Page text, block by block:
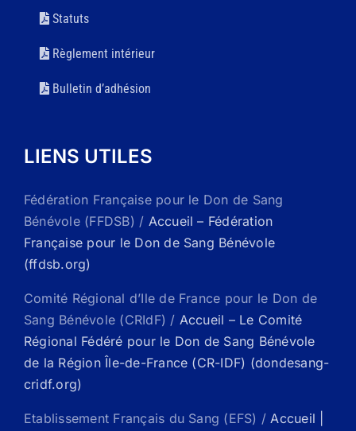
Statuts
Règlement intérieur
Bulletin d’adhésion
LIENS UTILES
Fédération Française pour le Don de Sang
Bénévole (FFDSB) / Accueil – Fédération
Française pour le Don de Sang Bénévole
(ffdsb.org)
Comité Régional d’Ile de France pour le Don de
Sang Bénévole (CRIdF) / Accueil – Le Comité
Régional Fédéré pour le Don de Sang Bénévole
de la Région Île-de-France (CR-IDF) (dondesang-
cridf.org)
Etablissement Français du Sang (EFS) /Accueil |